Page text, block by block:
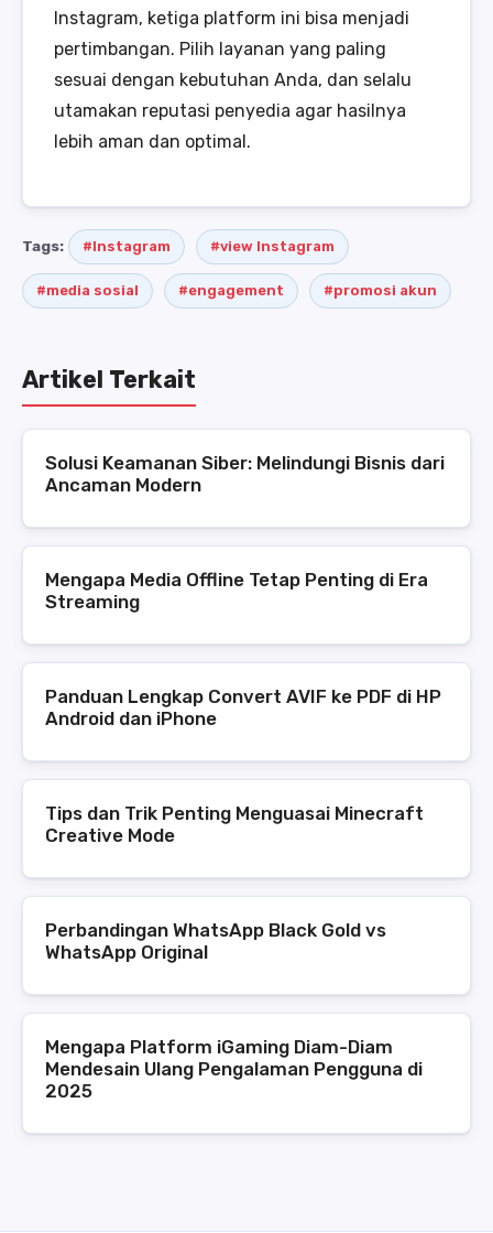
Instagram, ketiga platform ini bisa menjadi
pertimbangan. Pilih layanan yang paling
sesuai dengan kebutuhan Anda, dan selalu
utamakan reputasi penyedia agar hasilnya
lebih aman dan optimal.
Tags: #Instagram #view Instagram
#media sosial #engagement #promosi akun
Artikel Terkait
Solusi Keamanan Siber: Melindungi Bisnis dari
Ancaman Modern
Mengapa Media Offline Tetap Penting di Era
Streaming
Panduan Lengkap Convert AVIF ke PDF di HP
Android dan iPhone
Tips dan Trik Penting Menguasai Minecraft
Creative Mode
Perbandingan WhatsApp Black Gold vs
WhatsApp Original
Mengapa Platform iGaming Diam-Diam
Mendesain Ulang Pengalaman Pengguna di
2025